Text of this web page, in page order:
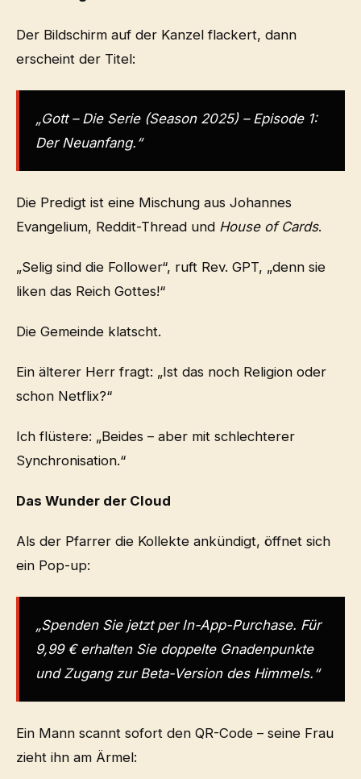
Der Bildschirm auf der Kanzel flackert, dann
erscheint der Titel:
„Gott – Die Serie (Season 2025) – Episode 1:
Der Neuanfang.“
Die Predigt ist eine Mischung aus Johannes
Evangelium, Reddit-Thread und House of Cards.
„Selig sind die Follower“, ruft Rev. GPT, „denn sie
liken das Reich Gottes!“
Die Gemeinde klatscht.
Ein älterer Herr fragt: „Ist das noch Religion oder
schon Netflix?“
Ich flüstere: „Beides – aber mit schlechterer
Synchronisation.“
Das Wunder der Cloud
Als der Pfarrer die Kollekte ankündigt, öffnet sich
ein Pop-up:
„Spenden Sie jetzt per In-App-Purchase. Für
9,99 € erhalten Sie doppelte Gnadenpunkte
und Zugang zur Beta-Version des Himmels.“
Ein Mann scannt sofort den QR-Code – seine Frau
zieht ihn am Ärmel: